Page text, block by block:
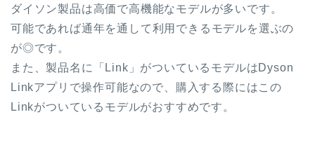
ダイソン製品は高価で高機能なモデルが多いです。
可能であれば通年を通して利用できるモデルを選ぶの
が◎です。
また、製品名に「Link」がついているモデルはDyson
Linkアプリで操作可能なので、購入する際にはこの
Linkがついているモデルがおすすめです。